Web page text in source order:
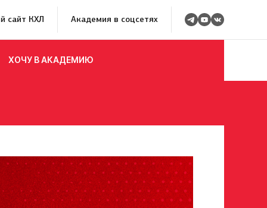
сайт КХЛ Академия в соцсетях
ХОЧУ В АКАДЕМИЮ